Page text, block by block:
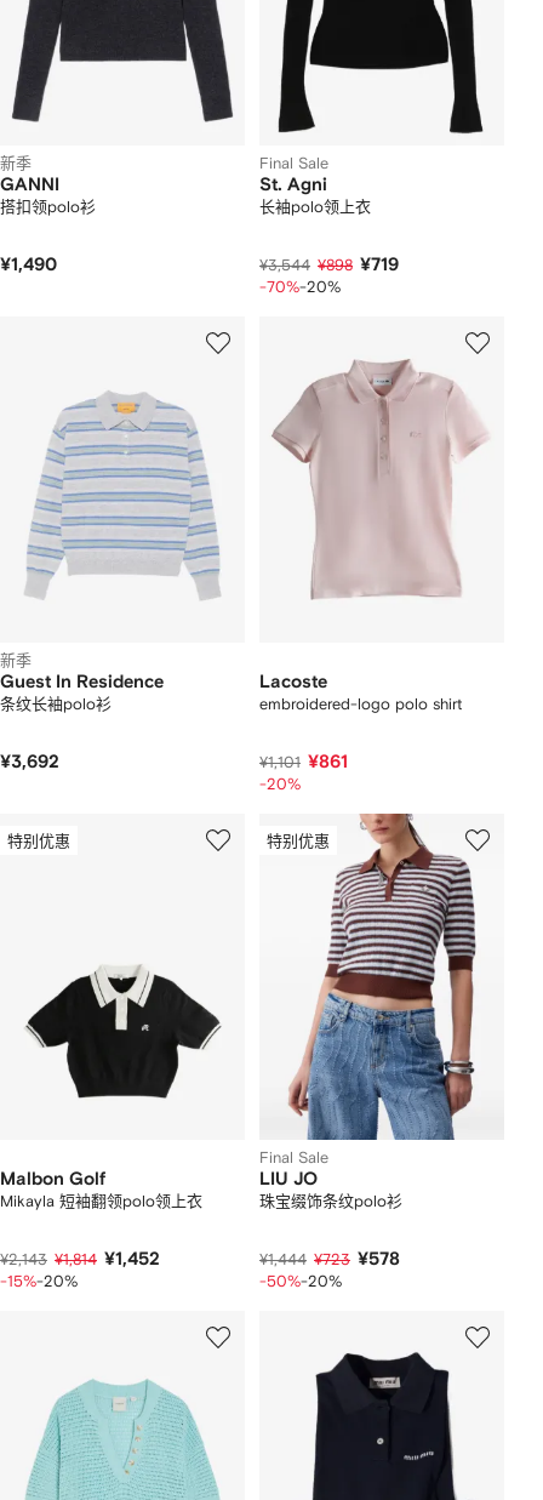
新季
GANNI
搭扣领polo衫
¥1,490
Final Sale
St. Agni
长袖polo领上衣
¥3,544 ¥898 ¥719
-70%-20%
新季
Guest In Residence
条纹长袖polo衫
¥3,692
Lacoste
embroidered-logo polo shirt
¥1,101 ¥861
-20%
特别优惠
Malbon Golf
Mikayla 短袖翻领polo领上衣
¥2,143 ¥1,814 ¥1,452
-15%-20%
特别优惠
Final Sale
LIU JO
珠宝缀饰条纹polo衫
¥1,444 ¥723 ¥578
-50%-20%